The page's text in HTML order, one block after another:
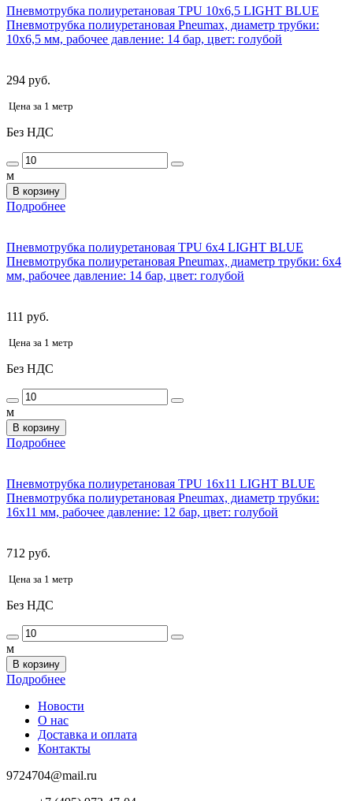
Пневмотрубка полиуретановая TPU 10x6,5 LIGHT BLUE
Пневмотрубка полиуретановая Pneumax, диаметр трубки:
10х6,5 мм, рабочее давление: 14 бар, цвет: голубой
294 руб.
Цена за 1 метр
Без НДС
м
В корзину
Подробнее
Пневмотрубка полиуретановая TPU 6x4 LIGHT BLUE
Пневмотрубка полиуретановая Pneumax, диаметр трубки: 6x4
мм, рабочее давление: 14 бар, цвет: голубой
111 руб.
Цена за 1 метр
Без НДС
м
В корзину
Подробнее
Пневмотрубка полиуретановая TPU 16x11 LIGHT BLUE
Пневмотрубка полиуретановая Pneumax, диаметр трубки:
16x11 мм, рабочее давление: 12 бар, цвет: голубой
712 руб.
Цена за 1 метр
Без НДС
м
В корзину
Подробнее
Новости
О нас
Доставка и оплата
Контакты
9724704@mail.ru